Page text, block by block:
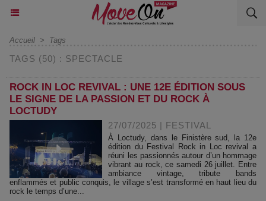
Accueil > Tags
TAGS (50) : SPECTACLE
ROCK IN LOC REVIVAL : UNE 12E ÉDITION SOUS
LE SIGNE DE LA PASSION ET DU ROCK À
LOCTUDY
27/07/2025 | FESTIVAL
À Loctudy, dans le Finistère sud, la 12e
édition du Festival Rock in Loc revival a
réuni les passionnés autour d’un hommage
vibrant au rock, ce samedi 26 juillet. Entre
ambiance vintage, tribute bands
enflammés et public conquis, le village s’est transformé en haut lieu du
rock le temps d’une...